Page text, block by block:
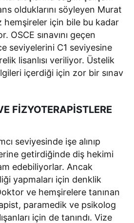
olduklarını söyleyen Murat
hemşireler için bile bu kadar
OSCE sınavını geçen
seviyelerini C1 seviyesine
lisanlısı veriliyor. Üstelik
içerdiği için zor bir sınav
FİZYOTERAPİSTLERE
seviyesinde işe alınıp
getirdiğinde diş hekimi
edebiliyorlar. Ancak
yapmaları için denklik
ve hemşirelere tanınan
paramedik ve psikolog
için de tanındı. Vize